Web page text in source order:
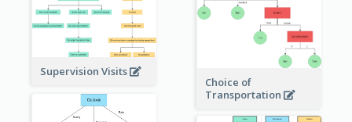
Supervision Visits
Choice of
Transportation